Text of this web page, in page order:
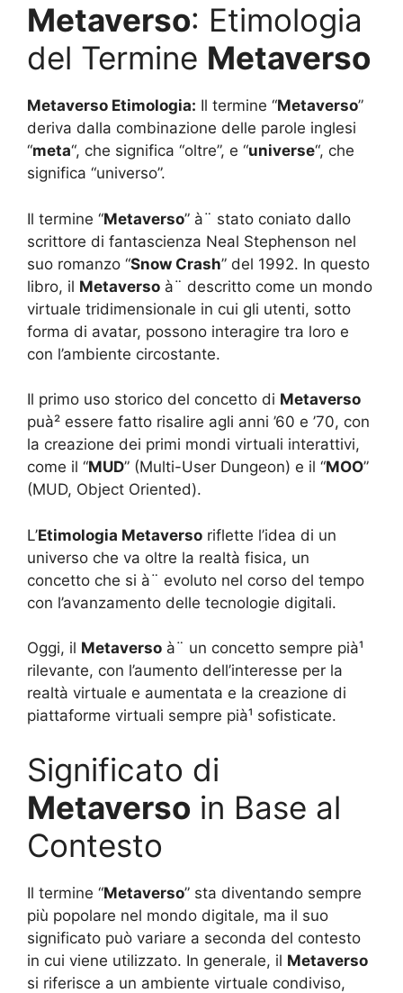
Metaverso: Etimologia
del Termine Metaverso
Metaverso Etimologia: Il termine “Metaverso”
deriva dalla combinazione delle parole inglesi
“meta“, che significa “oltre”, e “universe“, che
significa “universo”.
Il termine “Metaverso” à¨ stato coniato dallo
scrittore di fantascienza Neal Stephenson nel
suo romanzo “Snow Crash” del 1992. In questo
libro, il Metaverso à¨ descritto come un mondo
virtuale tridimensionale in cui gli utenti, sotto
forma di avatar, possono interagire tra loro e
con l’ambiente circostante.
Il primo uso storico del concetto di Metaverso
puà² essere fatto risalire agli anni ’60 e ’70, con
la creazione dei primi mondi virtuali interattivi,
come il “MUD” (Multi-User Dungeon) e il “MOO”
(MUD, Object Oriented).
L’Etimologia Metaverso riflette l’idea di un
universo che va oltre la realtà fisica, un
concetto che si à¨ evoluto nel corso del tempo
con l’avanzamento delle tecnologie digitali.
Oggi, il Metaverso à¨ un concetto sempre pià¹
rilevante, con l’aumento dell’interesse per la
realtà virtuale e aumentata e la creazione di
piattaforme virtuali sempre pià¹ sofisticate.
Significato di
Metaverso in Base al
Contesto
Il termine “Metaverso” sta diventando sempre
più popolare nel mondo digitale, ma il suo
significato può variare a seconda del contesto
in cui viene utilizzato. In generale, il Metaverso
si riferisce a un ambiente virtuale condiviso,